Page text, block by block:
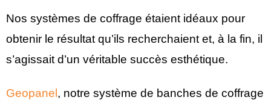
Nos systèmes de coffrage étaient idéaux pour
obtenir le résultat qu’ils recherchaient et, à la fin, il
s’agissait d’un véritable succès esthétique.
Geopanel, notre système de banches de coffrage